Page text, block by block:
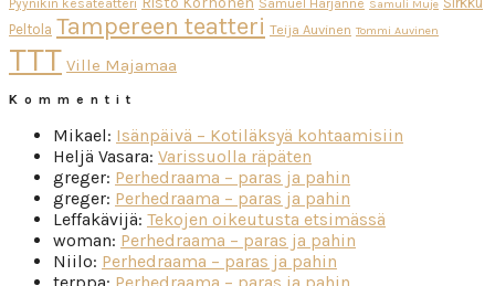
Pyynikin kesäteatteri
Samuel Harjanne Samuli Muje
Peltola Tampereen teatteri Teija Auvinen Tommi Auvinen
TTT Ville Majamaa
Kommentit
Mikael: Isänpäivä – Kotiläksyä kohtaamisiin
Heljä Vasara: Varissuolla räpäten
greger: Perhedraama – paras ja pahin
greger: Perhedraama – paras ja pahin
Leffakävijä: Tekojen oikeutusta etsimässä
woman: Perhedraama – paras ja pahin
Niilo: Perhedraama – paras ja pahin